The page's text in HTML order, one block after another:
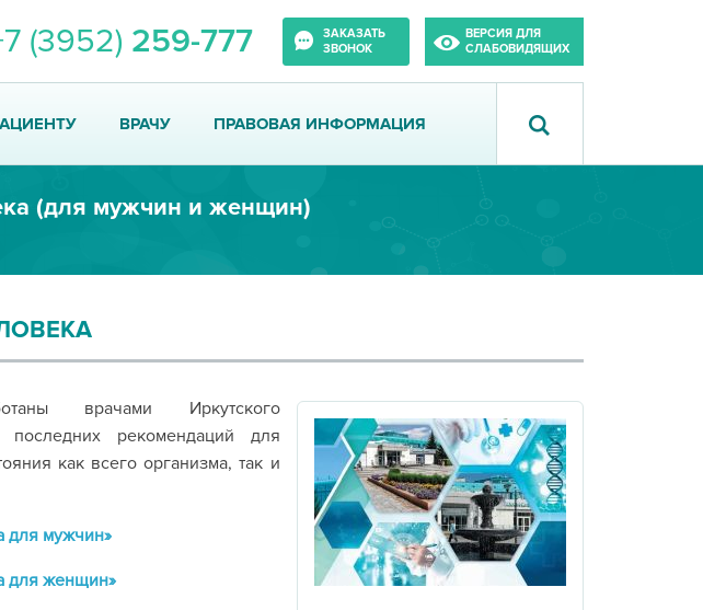
(3952) 259-777
ЗАКАЗАТЬ
ЗВОНОК
ВЕРСИЯ ДЛЯ
СЛАБОВИДЯЩИХ
ВРАЧУ ПРАВОВАЯ ИНФОРМАЦИЯ
(для мужчин и женщин)
врачами Иркутского
последних рекомендаций для
как всего организма, так и
для мужчин»
для женщин»